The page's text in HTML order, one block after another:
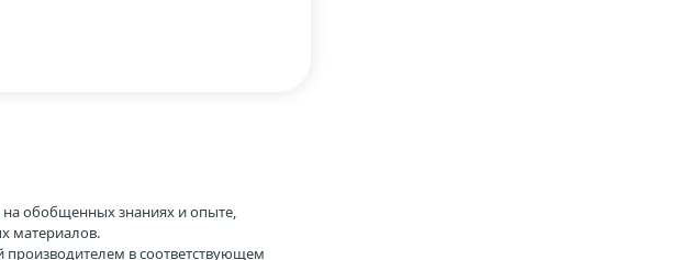
обобщенных знаниях и опыте,
материалов.
в соответствующем